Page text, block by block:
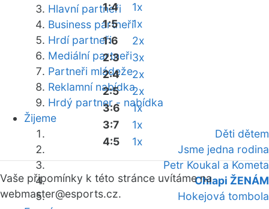
Hlavní partneři
Business partneři
Hrdí partneři
Mediální partneři
Partneři mládeže
Reklamní nabídka
Hrdý partner - nabídka
Žijeme
Děti dětem
Jsme jedna rodina
Petr Koukal a Kometa
Chlapi ŽENÁM
Hokejová tombola
1:4
1x
1:5
1x
1:6
2x
2:3
3x
2:4
2x
2:5
2x
3:6
1x
3:7
1x
4:5
1x
Vaše připomínky k této stránce uvítáme na
webmaster@esports.cz.